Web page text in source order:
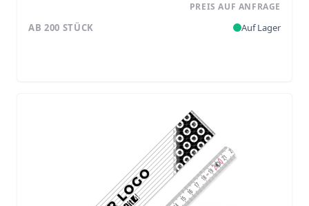
PREIS AUF ANFRAGE
AB 200 STÜCK Auf Lager